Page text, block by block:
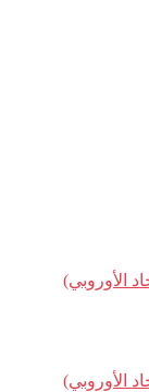
الأوروبي)
الأوروبي)